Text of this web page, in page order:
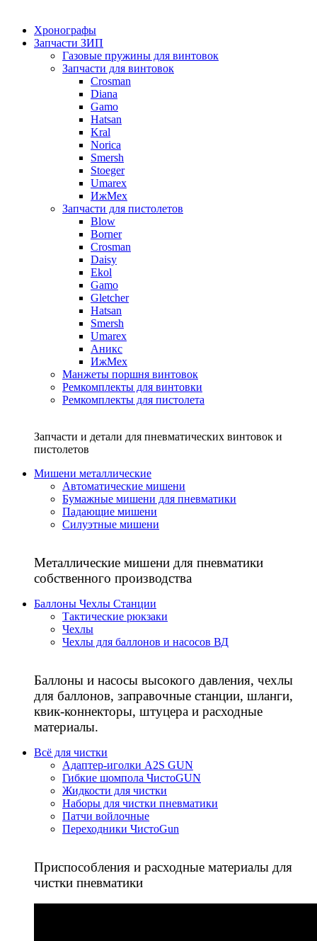
Хронографы
Запчасти ЗИП
Газовые пружины для винтовок
Запчасти для винтовок
Crosman
Diana
Gamo
Hatsan
Kral
Norica
Smersh
Stoeger
Umarex
ИжМех
Запчасти для пистолетов
Blow
Borner
Crosman
Daisy
Ekol
Gamo
Gletcher
Hatsan
Smersh
Umarex
Аникс
ИжМех
Манжеты поршня винтовок
Ремкомплекты для винтовки
Ремкомплекты для пистолета
Запчасти и детали для пневматических винтовок и
пистолетов
Мишени металлические
Автоматические мишени
Бумажные мишени для пневматики
Падающие мишени
Силуэтные мишени
Металлические мишени для пневматики
собственного производства
Баллоны Чехлы Станции
Тактические рюкзаки
Чехлы
Чехлы для баллонов и насосов ВД
Баллоны и насосы высокого давления, чехлы
для баллонов, заправочные станции, шланги,
квик-коннекторы, штуцера и расходные
материалы.
Всё для чистки
Адаптер-иголки A2S GUN
Гибкие шомпола ЧистоGUN
Жидкости для чистки
Наборы для чистки пневматики
Патчи войлочные
Переходники ЧистоGun
Приспособления и расходные материалы для
чистки пневматики